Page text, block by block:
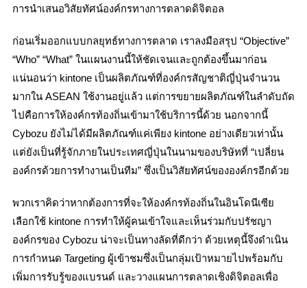
การนำเสนอวิสัยทัศน์องค์กรทางการตลาดดิจิตอล
ก่อนเริ่มออกแบบกลยุทธ์ทางการตลาด เราลงมือสรุป “Objective”
“Who” “What” ในแผนงานนี้ให้ชัดเจนและถูกต้องขึ้นมาก่อน
แน่นอนว่า kintone เป็นผลิตภัณฑ์ที่องค์กรสัญชาติญี่ปุ่นจำนวน
มากใน ASEAN ใช้งานอยู่แล้ว แต่การขยายผลิตภัณฑ์ในลำดับถัด
ไปคือการให้องค์กรท้องถิ่นเข้ามาใช้บริการนี้ด้วย นอกจากนี้
Cybozu ยังไม่ได้มีผลิตภัณฑ์แค่เพียง kintone อย่างเดียวเท่านั้น
แต่ยังเป็นที่รู้จักภายในประเทศญี่ปุ่นในนามของบริษัทที่ “เปลี่ยน
องค์กรด้วยการทำงานเป็นทีม” ซึ่งเป็นวิสัยทัศน์ขององค์กรอีกด้วย
พวกเราคิดว่าหากต้องการที่จะให้องค์กรท้องถิ่นในอินโดนีเซีย
เลือกใช้ kintone การทำให้ผู้คนเข้าใจและเห็นร่วมกับปรัชญา
องค์กรของ Cybozu น่าจะเป็นทางลัดที่ดีกว่า ด้วยเหตุนี้จึงดำเนิน
การกำหนด Targeting ผู้เข้าชมซึ่งเป็นกลุ่มเป้าหมายไปพร้อมกับ
เพิ่มการรับรู้ของแบรนด์ และวางแผนการตลาดเชิงดิจิตอลเพื่อ